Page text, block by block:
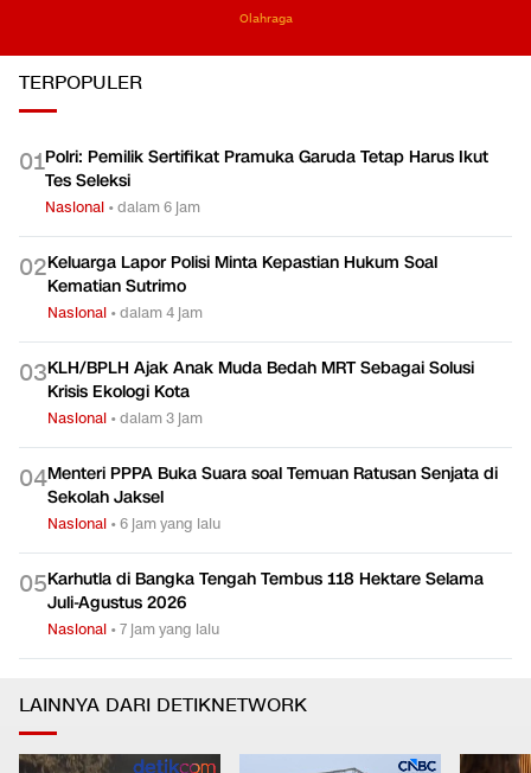
Olahraga
TERPOPULER
01Polri: Pemilik Sertifikat Pramuka Garuda Tetap Harus Ikut
Tes Seleksi
Nasional •dalam 6 jam
02Keluarga Lapor Polisi Minta Kepastian Hukum Soal
Kematian Sutrimo
Nasional •dalam 4 jam
03KLH/BPLH Ajak Anak Muda Bedah MRT Sebagai Solusi
Krisis Ekologi Kota
Nasional •dalam 3 jam
04Menteri PPPA Buka Suara soal Temuan Ratusan Senjata di
Sekolah Jaksel
Nasional •6 jam yang lalu
05Karhutla di Bangka Tengah Tembus 118 Hektare Selama
Juli-Agustus 2026
Nasional •7 jam yang lalu
LAINNYA DARI DETIKNETWORK